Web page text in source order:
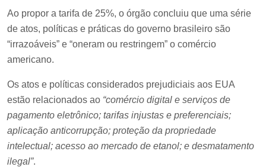
Ao propor a tarifa de 25%, o órgão concluiu que uma série
de atos, políticas e práticas do governo brasileiro são
“irrazoáveis” e “oneram ou restringem” o comércio
americano.
Os atos e políticas considerados prejudiciais aos EUA
estão relacionados ao “comércio digital e serviços de
pagamento eletrônico; tarifas injustas e preferenciais;
aplicação anticorrupção; proteção da propriedade
intelectual; acesso ao mercado de etanol; e desmatamento
ilegal”.